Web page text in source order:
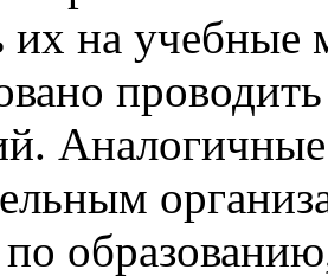
их на